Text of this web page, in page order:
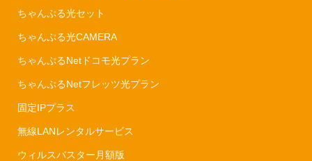
ちゃんぷる光セット
ちゃんぷる光CAMERA
ちゃんぷるNetドコモ光プラン
ちゃんぷるNetフレッツ光プラン
固定IPプラス
無線LANレンタルサービス
ウィルスバスター月額版